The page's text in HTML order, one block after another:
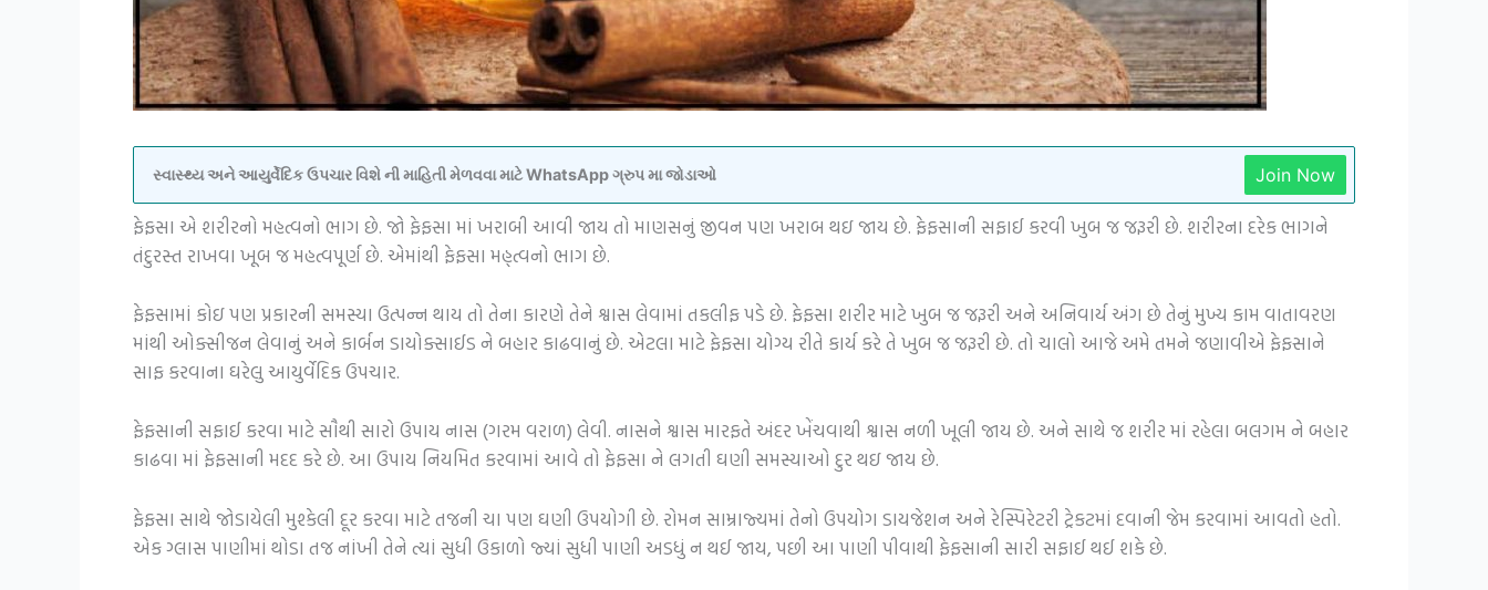
સ્વાસ્થ્ય અને આયુર્વેદિક ઉપચાર વિશે ની માહિતી મેળવવા માટે WhatsApp ગ્રુપ મા જોડાઓ Join Now
ફેફસા એ શરીરનો મહત્વનો ભાગ છે. જો ફેફસા માં ખરાબી આવી જાય તો માણસનું જીવન પણ ખરાબ થઇ જાય છે. ફેફસાની સફાઈ કરવી ખુબ જ જરૂરી છે. શરીરના દરેક ભાગને
તંદુરસ્ત રાખવા ખૂબ જ મહત્વપૂર્ણ છે. એમાંથી ફેફસા મહ્ત્વનો ભાગ છે.
ફેફસામાં કોઇ પણ પ્રકારની સમસ્યા ઉત્પન્ન થાય તો તેના કારણે તેને શ્વાસ લેવામાં તકલીફ પડે છે. ફેફસા શરીર માટે ખુબ જ જરૂરી અને અનિવાર્ય અંગ છે તેનું મુખ્ય કામ વાતાવરણ
માંથી ઓક્સીજન લેવાનું અને કાર્બન ડાયોક્સાઈડ ને બહાર કાઢવાનું છે. એટલા માટે ફેફસા યોગ્ય રીતે કાર્ય કરે તે ખુબ જ જરૂરી છે. તો ચાલો આજે અમે તમને જણાવીએ ફેફસાને
સાફ કરવાના ઘરેલુ આયુર્વેદિક ઉપચાર.
ફેફસાની સફાઈ કરવા માટે સૌથી સારો ઉપાય નાસ (ગરમ વરાળ) લેવી. નાસને શ્વાસ મારફતે અંદર ખેંચવાથી શ્વાસ નળી ખૂલી જાય છે. અને સાથે જ શરીર માં રહેલા બલગમ ને બહાર
કાઢવા માં ફેફસાની મદદ કરે છે. આ ઉપાય નિયમિત કરવામાં આવે તો ફેફસા ને લગતી ઘણી સમસ્યાઓ દુર થઇ જાય છે.
ફેફસા સાથે જોડાયેલી મુશ્કેલી દૂર કરવા માટે તજની ચા પણ ઘણી ઉપયોગી છે. રોમન સામ્રાજ્યમાં તેનો ઉપયોગ ડાયજેશન અને રેસ્પિરેટરી ટ્રેકટમાં દવાની જેમ કરવામાં આવતો હતો.
એક ગ્લાસ પાણીમાં થોડા તજ નાંખી તેને ત્યાં સુધી ઉકાળો જ્યાં સુધી પાણી અડધું ન થઈ જાય, પછી આ પાણી પીવાથી ફેફસાની સારી સફાઈ થઈ શકે છે.